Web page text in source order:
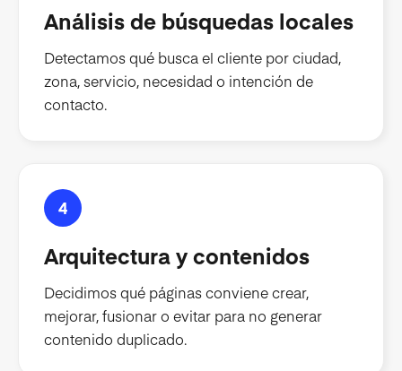
Análisis de búsquedas locales
Detectamos qué busca el cliente por ciudad,
zona, servicio, necesidad o intención de
contacto.
4
Arquitectura y contenidos
Decidimos qué páginas conviene crear,
mejorar, fusionar o evitar para no generar
contenido duplicado.